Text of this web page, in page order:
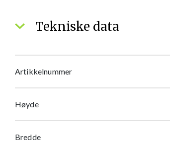
Tekniske data
Artikkelnummer
Høyde
Bredde